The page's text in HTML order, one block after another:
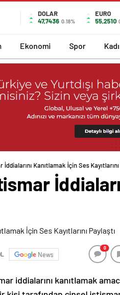
DOLAR
47,7436 0.18%
EURO
55,2510
Ekonomi Spor
Kanıtlamak İçin Ses Kayıtlarını
News
0
iddialarını kanıtlamak